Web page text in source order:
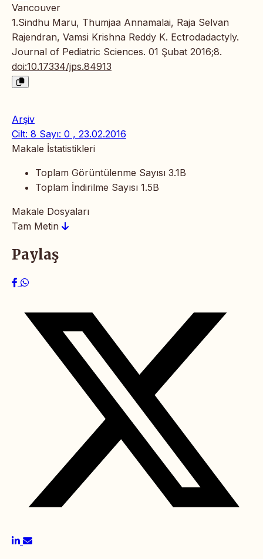
Vancouver
1.Sindhu Maru, Thumjaa Annamalai, Raja Selvan
Rajendran, Vamsi Krishna Reddy K. Ectrodadactyly.
Journal of Pediatric Sciences. 01 Şubat 2016;8.
doi:10.17334/jps.84913
Arşiv
Cilt: 8 Sayı: 0 , 23.02.2016
Makale İstatistikleri
Toplam Görüntülenme Sayısı 3.1B
Toplam İndirilme Sayısı 1.5B
Makale Dosyaları
Tam Metin
Paylaş